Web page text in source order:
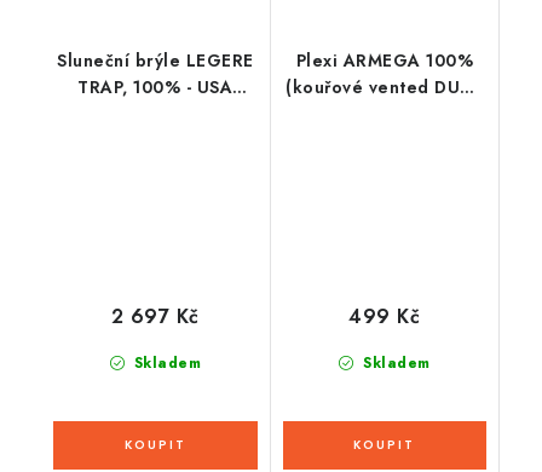
Sluneční brýle LEGERE
TRAP, 100% - USA
Skladem
2 697 Kč
Plexi ARMEGA 100%
(kouřové vented DUAL
Skladem
499 Kč